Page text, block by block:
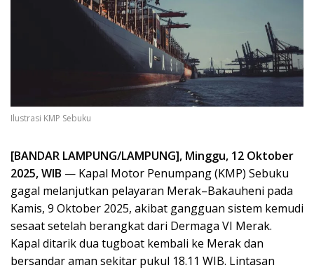
Ilustrasi KMP Sebuku
[BANDAR LAMPUNG/LAMPUNG], Minggu, 12 Oktober
2025, WIB — Kapal Motor Penumpang (KMP) Sebuku
gagal melanjutkan pelayaran Merak–Bakauheni pada
Kamis, 9 Oktober 2025, akibat gangguan sistem kemudi
sesaat setelah berangkat dari Dermaga VI Merak.
Kapal ditarik dua tugboat kembali ke Merak dan
bersandar aman sekitar pukul 18.11 WIB. Lintasan